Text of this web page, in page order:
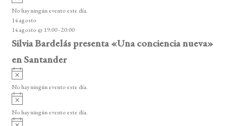
o
v
i
s
o
No hay ningún evento este día.
14 agosto
14 agosto @ 19:00-20:00
Silvia Bardelás presenta «Una conciencia nueva»
en Santander
A
v
i
o
No hay ningún evento este día.
A
v
i
No hay ningún evento este día.
A